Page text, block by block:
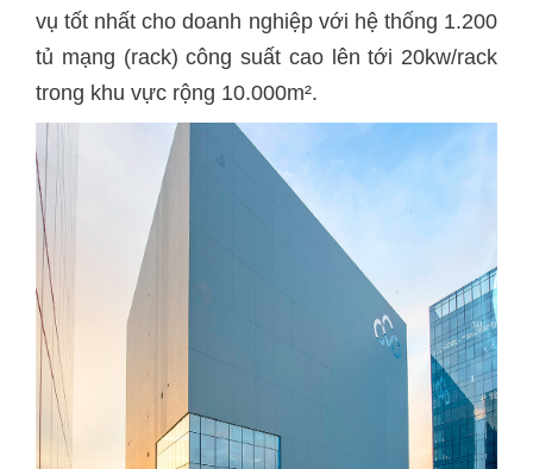
vụ tốt nhất cho doanh nghiệp với hệ thống 1.200
tủ mạng (rack) công suất cao lên tới 20kw/rack
trong khu vực rộng 10.000m².